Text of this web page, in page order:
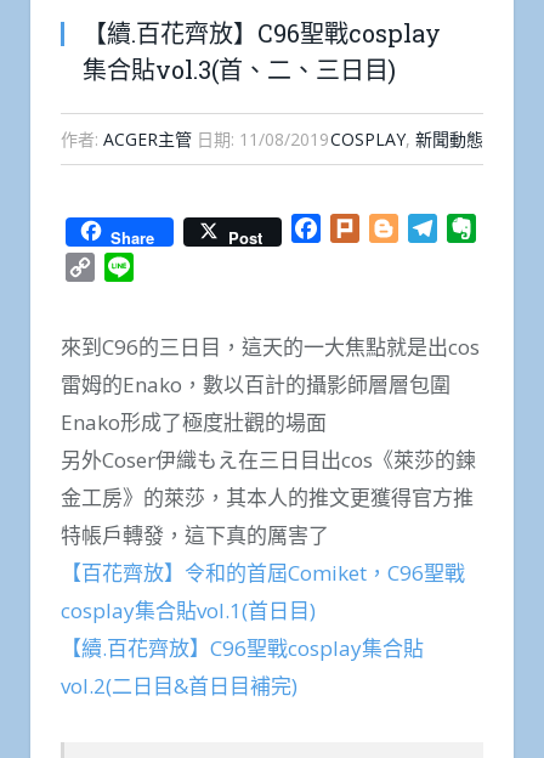
【續.百花齊放】C96聖戰cosplay
集合貼vol.3(首、二、三日目)
作者: ACGER主管 日期: 11/08/2019COSPLAY, 新聞動態
Share Post Facebook
Plurk BloggerTelegram
Copy
來到C96的三日目，這天的一大焦點就是出cos
雷姆的Enako，數以百計的攝影師層層包圍
Enako形成了極度壯觀的場面
另外Coser伊織もえ在三日目出cos《萊莎的鍊
金工房》的萊莎，其本人的推文更獲得官方推
特帳戶轉發，這下真的厲害了
【百花齊放】令和的首屆Comiket，C96聖戰
cosplay集合貼vol.1(首日目)
【續.百花齊放】C96聖戰cosplay集合貼
vol.2(二日目&首日目補完)